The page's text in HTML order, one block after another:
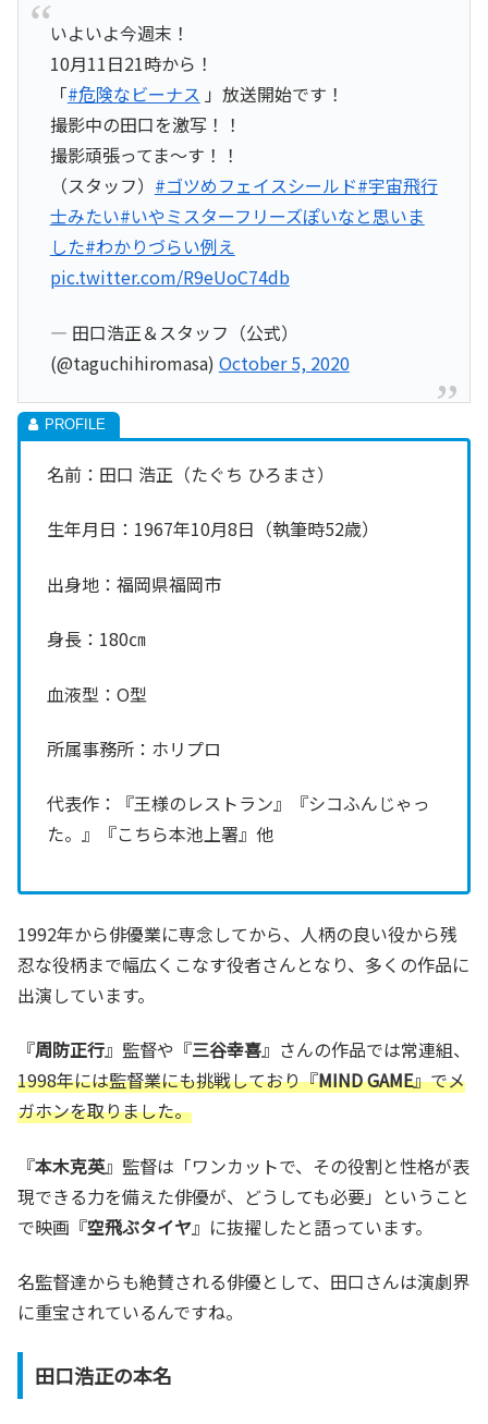
いよいよ今週末！
10月11日21時から！
「#危険なビーナス 」放送開始です！
撮影中の田口を激写！！
撮影頑張ってま〜す！！
（スタッフ） #ゴツめフェイスシールド#宇宙飛行
士みたい#いやミスターフリーズぽいなと思いま
した#わかりづらい例え
pic.twitter.com/R9eUoC74db
— 田口浩正＆スタッフ（公式）
(@taguchihiromasa) October 5, 2020
名前：田口 浩正（たぐち ひろまさ）
生年月日：1967年10月8日（執筆時52歳）
出身地：福岡県福岡市
身長：180㎝
血液型：O型
所属事務所：ホリプロ
代表作：『王様のレストラン』『シコふんじゃっ
た。』『こちら本池上署』他
1992年から俳優業に専念してから、人柄の良い役から残
忍な役柄まで幅広くこなす役者さんとなり、多くの作品に
出演しています。
『周防正行』監督や『三谷幸喜』さんの作品では常連組、
1998年には監督業にも挑戦しており『MIND GAME』でメ
ガホンを取りました。
『本木克英』監督は「ワンカットで、その役割と性格が表
現できる力を備えた俳優が、どうしても必要」ということ
で映画『空飛ぶタイヤ』に抜擢したと語っています。
名監督達からも絶賛される俳優として、田口さんは演劇界
に重宝されているんですね。
田口浩正の本名